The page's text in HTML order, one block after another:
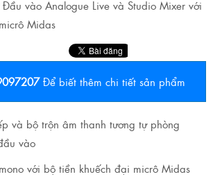
vào Analogue Live và Studio Mixer với
Midas
Để biết thêm chi tiết sản phẩm
và bộ trộn âm thanh tương tự phòng
vào
với bộ tiền khuếch đại micrô Midas